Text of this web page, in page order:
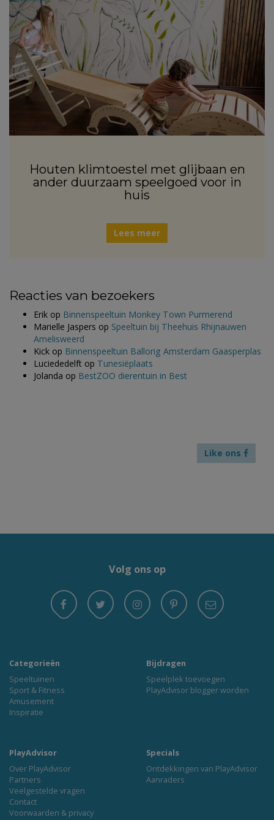
Houten klimtoestel met glijbaan en
ander duurzaam speelgoed voor in
huis
Lees meer
Reacties van bezoekers
Erik op Binnenspeeltuin Monkey Town Purmerend
Marielle Jaspers op Speeltuin bij Theehuis Rhijnauwen
Amelisweerd
Kick op Binnenspeeltuin Ballorig Amsterdam Gaasperplas
Luciededelft op Tunesiëplaats
Jolanda op BestZOO dierentuin in Best
Like ons
Volg ons op
Categorieën
Speeltuinen
Sport & Fitness
Amusement
Inspiratie
Bijdragen
Speelplek toevoegen
PlayAdvisor blogger worden
PlayAdvisor
Over PlayAdvisor
Partners
Veelgestelde vragen
Contact
Voorwaarden & privacy
Specials
Ontdekkingen van PlayAdvisor
Aanraders